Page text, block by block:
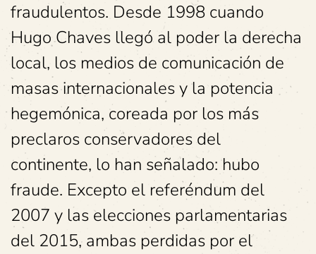
fraudulentos. Desde 1998 cuando
Hugo Chaves llegó al poder la derecha
local, los medios de comunicación de
masas internacionales y la potencia
hegemónica, coreada por los más
preclaros conservadores del
continente, lo han señalado: hubo
fraude. Excepto el referéndum del
2007 y las elecciones parlamentarias
del 2015, ambas perdidas por el